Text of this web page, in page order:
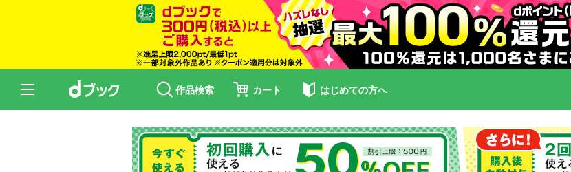
作品検索 カート はじめての方へ